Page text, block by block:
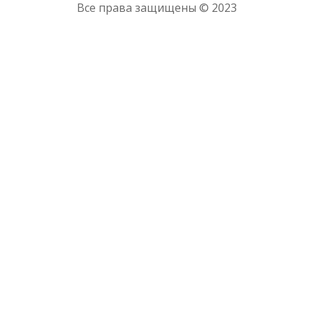
Все права защищены © 2023